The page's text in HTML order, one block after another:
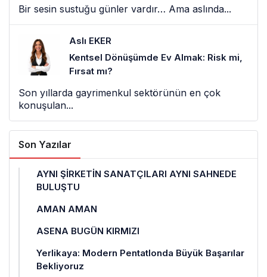
Bir sesin sustuğu günler vardır… Ama aslında...
Aslı EKER
Kentsel Dönüşümde Ev Almak: Risk mi,
Fırsat mı?
Son yıllarda gayrimenkul sektörünün en çok
konuşulan...
Son Yazılar
AYNI ŞİRKETİN SANATÇILARI AYNI SAHNEDE
BULUŞTU
AMAN AMAN
ASENA BUGÜN KIRMIZI
Yerlikaya: Modern Pentatlonda Büyük Başarılar
Bekliyoruz